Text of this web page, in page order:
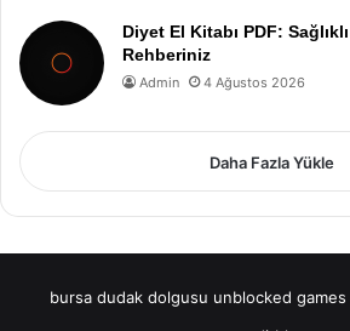
Diyet El Kitabı PDF:
Rehberiniz
Admin 4 Ağustos 2026
Daha Fazla Yükle
bursa dudak dolgusu unblocked games